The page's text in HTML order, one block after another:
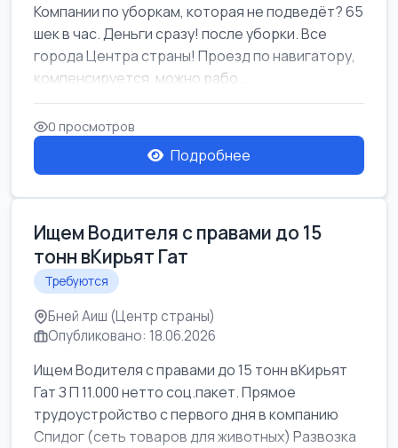
Компании по уборкам, которая не подведёт? 65
шек в час. Деньги сразу! после уборки. Все
города Центра страны! Проезд по навигатору,
компенсируется. можно рабо...
0 просмотров
Подробнее
Ищем Водителя с правами до 15
тонн вКирьят Гат
Требуются
Бней Аиш (Центр страны)
Опубликовано: 18.06.2026
Ищем Водителя с правами до 15 тонн вКирьят
Гат З П 11.000 нетто соц.пакет. Прямое
трудоустройство с первого дня в компанию
Спидог (сеть товаров для животных) Развозка